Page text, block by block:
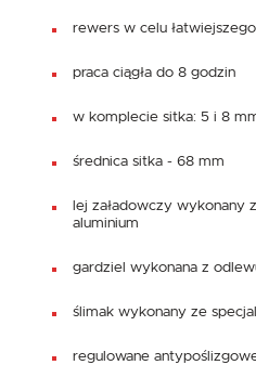
rewers w celu
praca ciągła do 8 godzin
w komplecie sitka: 5 i 8
średnica sitka - 68 mm
lej załadowczy wykonany
aluminium
gardziel wykonana z
ślimak wykonany ze
regulowane